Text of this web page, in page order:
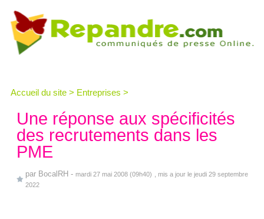
Accueil du site > Entreprises >
Une réponse aux spécificités
des recrutements dans les
PME
par BocalRH - mardi 27 mai 2008 (09h40)
, mis a jour le jeudi 29 septembre
2022